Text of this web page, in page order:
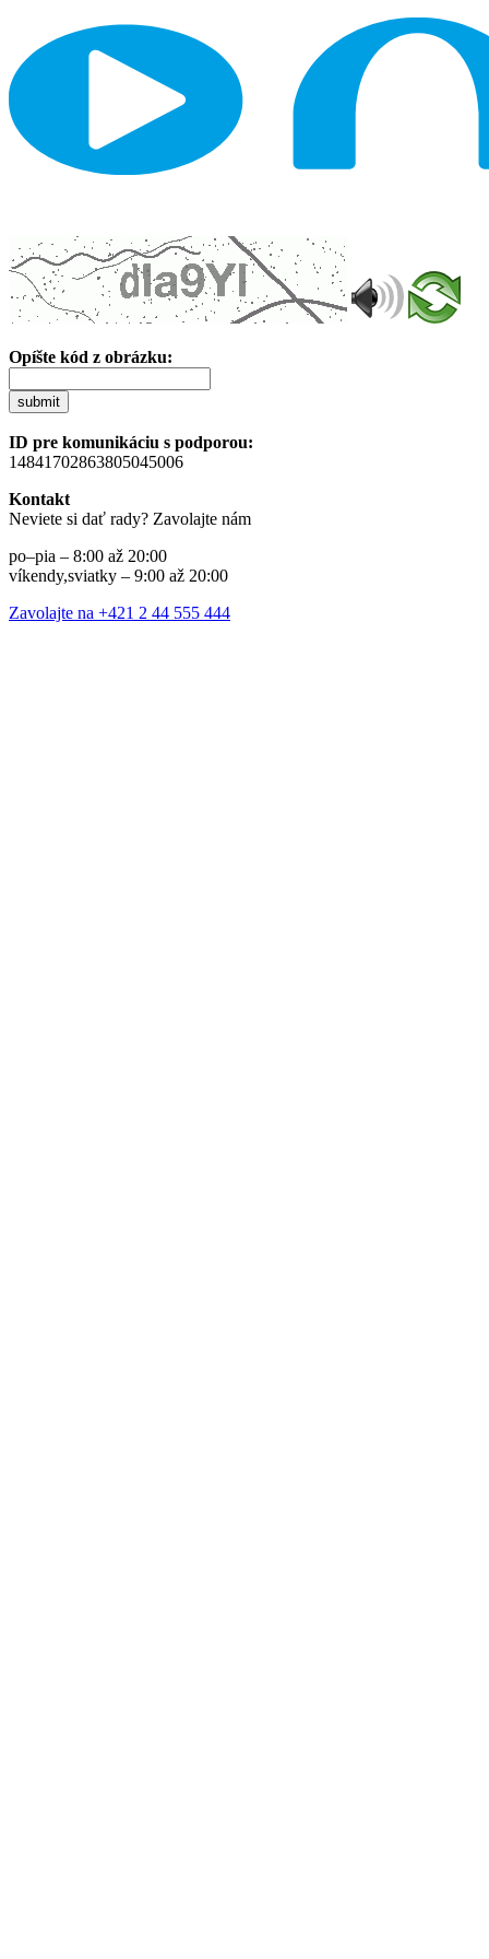
Opíšte kód z obrázku:
submit
ID pre komunikáciu s podporou:
14841702863805045006
Kontakt
Neviete si dať rady? Zavolajte nám
po–pia – 8:00 až 20:00
víkendy,sviatky – 9:00 až 20:00
Zavolajte na +421 2 44 555 444